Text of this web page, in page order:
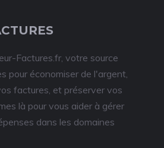
Factures.fr, votre source
pour économiser de l'argent,
factures, et préserver vos
là pour vous aider à gérer
dans les domaines